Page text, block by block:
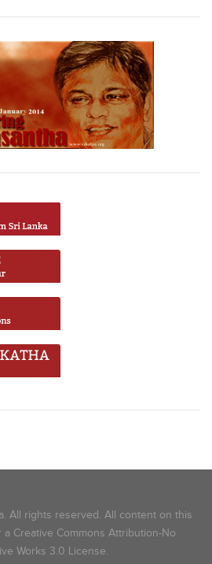
All rights reserved. All content on this
Creative Commons Attribution-No
Works 3.0 License.